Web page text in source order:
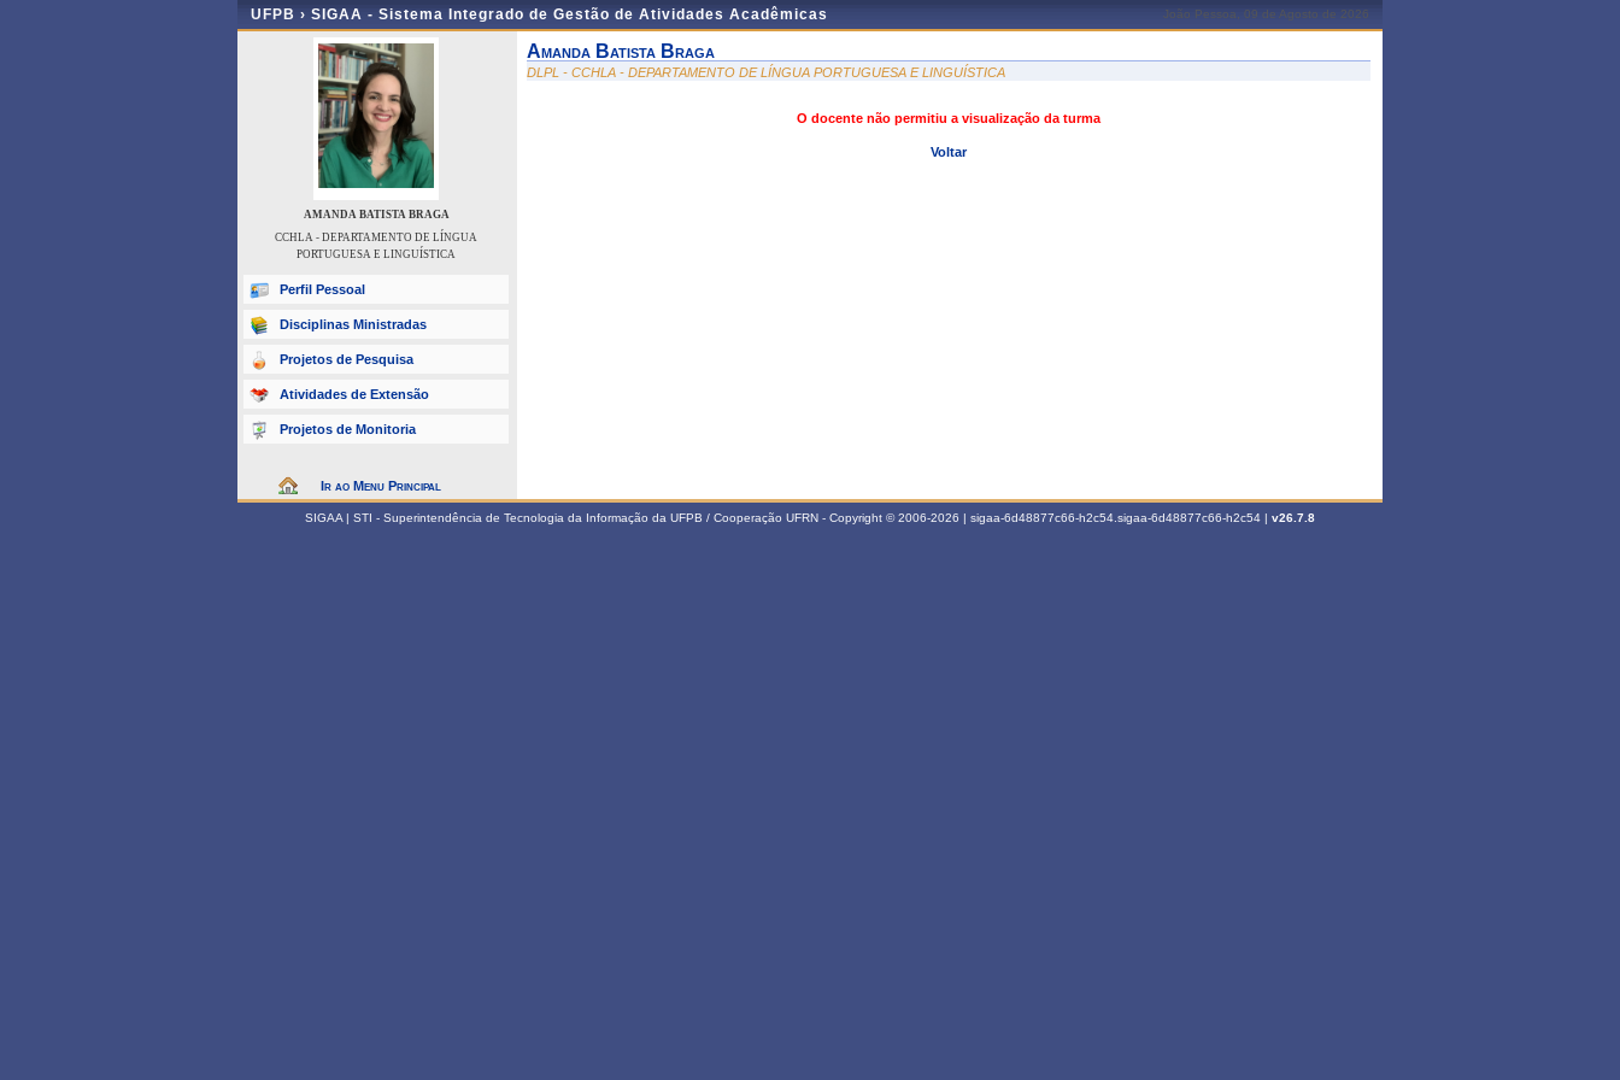
UFPB › SIGAA - Sistema Integrado de Gestão de Atividades Acadêmicas João Pessoa, 09 de Agosto de 2026
AMANDA BATISTA BRAGA
CCHLA - DEPARTAMENTO DE LÍNGUA
PORTUGUESA E LINGUÍSTICA
Perfil Pessoal
Disciplinas Ministradas
Projetos de Pesquisa
Atividades de Extensão
Projetos de Monitoria
Ir ao Menu Principal
Amanda Batista Braga
DLPL - CCHLA - DEPARTAMENTO DE LÍNGUA PORTUGUESA E LINGUÍSTICA
O docente não permitiu a visualização da turma
Voltar
SIGAA | STI - Superintendência de Tecnologia da Informação da UFPB / Cooperação UFRN - Copyright © 2006-2026 | sigaa-6d48877c66-h2c54.sigaa-6d48877c66-h2c54 | v26.7.8